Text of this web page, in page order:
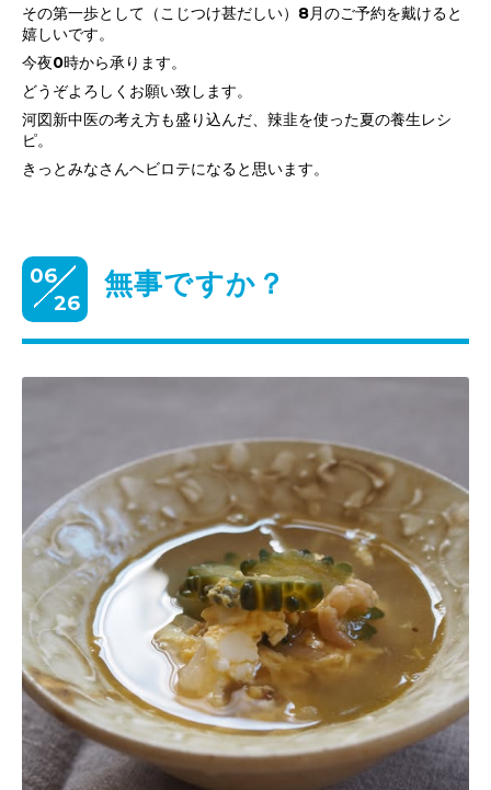
その第一歩として（こじつけ甚だしい）8月のご予約を戴けると
嬉しいです。
今夜0時から承ります。
どうぞよろしくお願い致します。
河図新中医の考え方も盛り込んだ、辣韭を使った夏の養生レシ
ピ。
きっとみなさんヘビロテになると思います。
06
26
無事ですか？